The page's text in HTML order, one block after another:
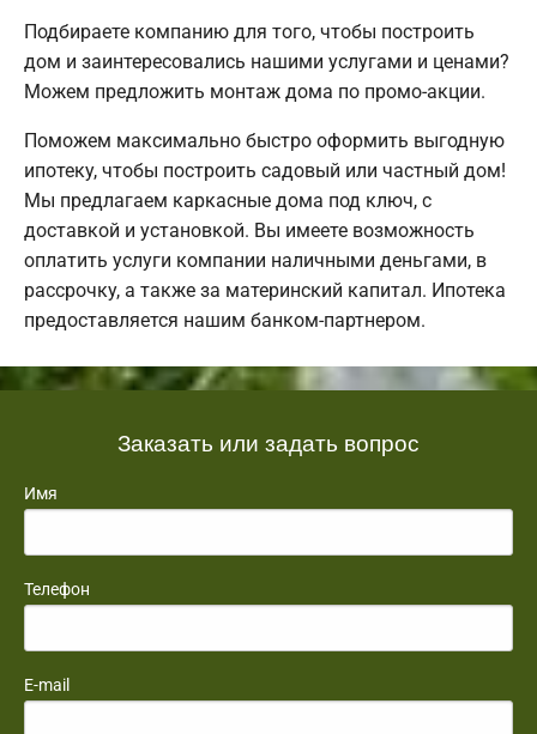
Подбираете компанию для того, чтобы построить
дом и заинтересовались нашими услугами и ценами?
Можем предложить монтаж дома по промо-акции.
Поможем максимально быстро оформить выгодную
ипотеку, чтобы построить садовый или частный дом!
Мы предлагаем каркасные дома под ключ, с
доставкой и установкой. Вы имеете возможность
оплатить услуги компании наличными деньгами, в
рассрочку, а также за материнский капитал. Ипотека
предоставляется нашим банком-партнером.
Заказать или задать вопрос
Имя
Телефон
E-mail